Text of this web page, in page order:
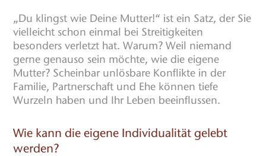
„Du klingst wie Deine Mutter!“ ist ein Satz, der Sie
vielleicht schon einmal bei Streitigkeiten
besonders verletzt hat. Warum? Weil niemand
gerne genauso sein möchte, wie die eigene
Mutter? Scheinbar unlösbare Konflikte in der
Familie, Partnerschaft und Ehe können tiefe
Wurzeln haben und Ihr Leben beeinflussen.
Wie kann die eigene Individualität gelebt
werden?